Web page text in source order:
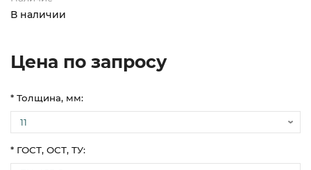
В наличии
Цена по запросу
* Толщина, мм:
* ГОСТ, ОСТ, ТУ: